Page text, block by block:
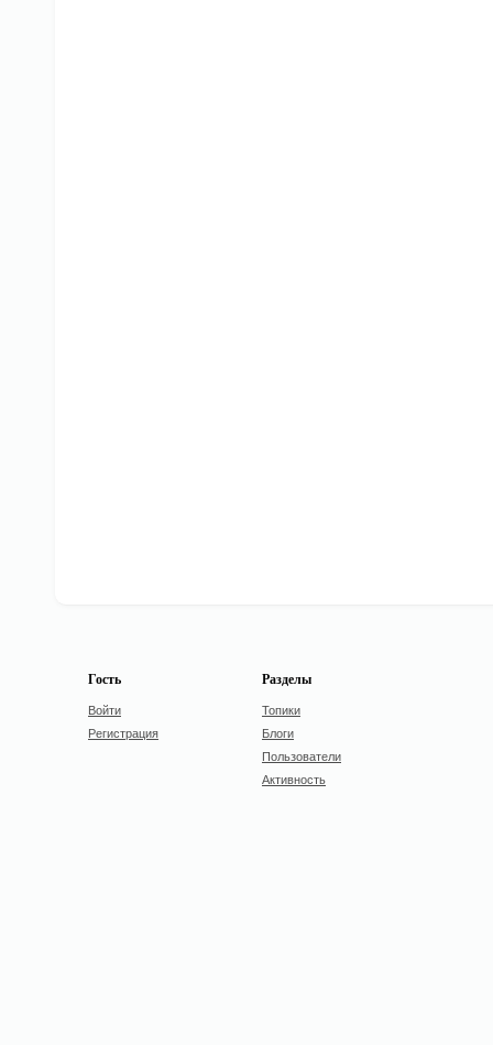
Гость
Войти
Регистрация
Разделы
Топики
Блоги
Пользователи
Активность